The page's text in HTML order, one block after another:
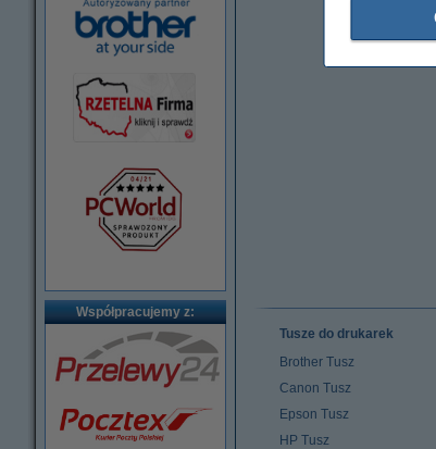
Współpracujemy z:
Tusze do drukarek
Brother Tusz
Canon Tusz
Epson Tusz
HP Tusz